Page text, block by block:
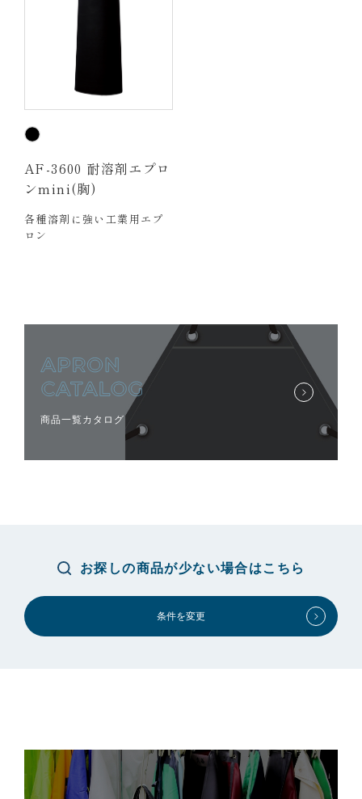
AF-3600 耐溶剤エプロ
ンmini(胸)
各種溶剤に強い工業用エプ
ロン
商品一覧カタログ
お探しの商品が少ない場合はこちら
条件を変更